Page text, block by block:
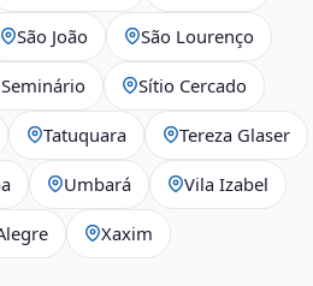
São João São Lourenço
Seminário Sítio Cercado
Tatuquara Tereza Glaser
Umbará Vila Izabel
Xaxim